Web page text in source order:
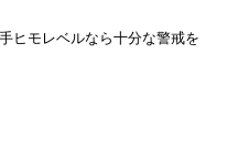
ヒモレベルなら十分な警戒を